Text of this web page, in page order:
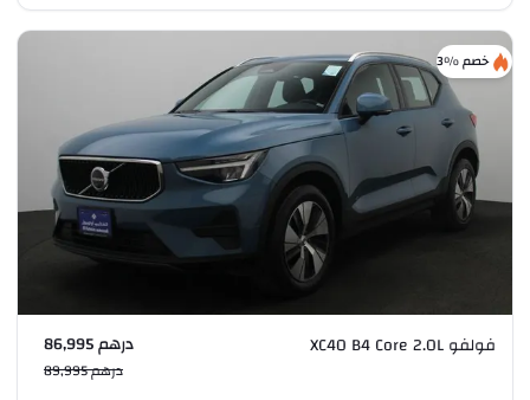
خصم %3
فولفو XC40 B4 Core 2.0L درهم 86,995
درهم 89,995